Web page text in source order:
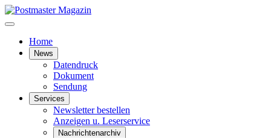
Home
News
Datendruck
Dokument
Sendung
Services
Newsletter bestellen
Anzeigen u. Leserservice
Nachrichtenarchiv